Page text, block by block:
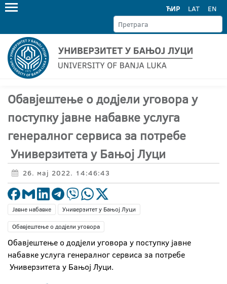
ЋИР LAT EN
Обавјештење о додјели уговора у
поступку јавне набавке услуга
генералног сервиса за потребе
Универзитета у Бањој Луци
26. мај 2022. 14:46:43
Јавне набавке
Универзитет у Бањој Луци
Обавјештење о додјели уговора
Обавјештење о додјели уговора у поступку јавне
набавке услуга генералног сервиса за потребе
Универзитета у Бањој Луци.